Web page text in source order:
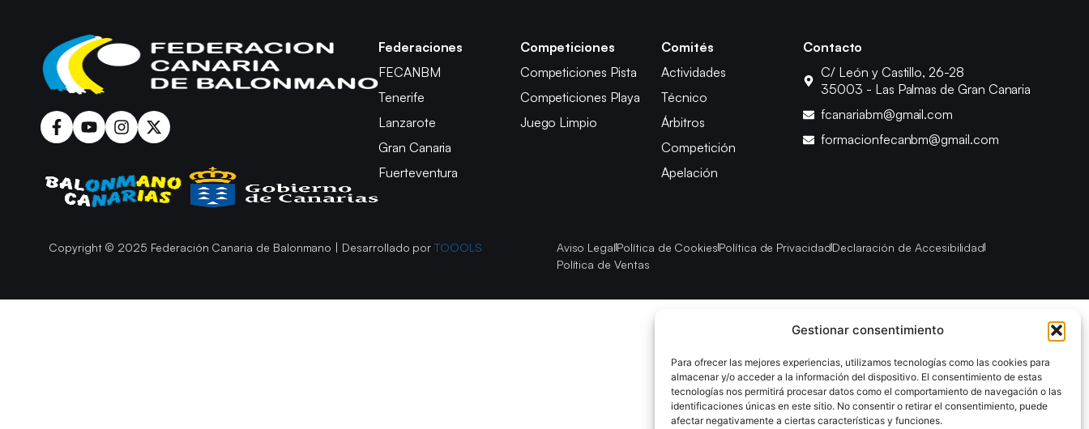
Gestionar consentimiento
Para ofrecer las mejores experiencias, utilizamos tecnologías como las cookies para
almacenar y/o acceder a la información del dispositivo. El consentimiento de estas
tecnologías nos permitirá procesar datos como el comportamiento de navegación o las
identificaciones únicas en este sitio. No consentir o retirar el consentimiento, puede
afectar negativamente a ciertas características y funciones.
Federaciones
FECANBM
Tenerife
Lanzarote
Gran Canaria
Fuerteventura
Competiciones
Competiciones Pista
Competiciones Playa
Juego Limpio
Comités
Actividades
Técnico
Árbitros
Competición
Apelación
Contacto
C/ León y Castillo, 26-28
35003 - Las Palmas de Gran Canaria
fcanariabm@gmail.com
formacionfecanbm@gmail.com
Copyright © 2025 Federación Canaria de Balonmano | Desarrollado porTOOOLS Aviso LegalPolítica de CookiesPolítica de PrivacidadDeclaración de Accesibilidad
Política de Ventas